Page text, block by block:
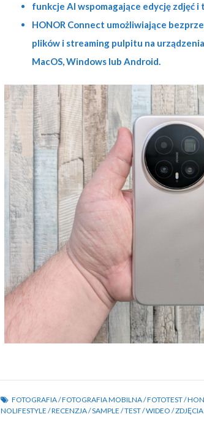
funkcje AI wspomagające edycję zdjęć
HONOR Connect umożliwiające
plików i streaming pulpitu na
MacOS, Windows lub Android.
FOTOGRAFIA/FOTOGRAFIA MOBILNA/FOTOTEST/
NOLIFESTYLE /RECENZJA/SAMPLE /TEST/WIDEO /ZDJĘCIA